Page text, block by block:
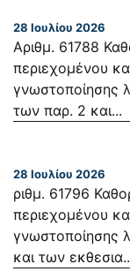
28 Ιουλίου 2026
Αριθμ. 61788
περιεχομένου
γνωστοποίησης
των παρ. 2 και...
28 Ιουλίου 2026
ριθμ. 61796
περιεχομένου
γνωστοποίησης
και των